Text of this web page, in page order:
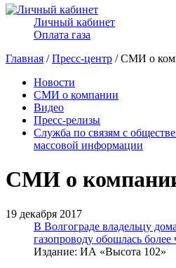
Личный кабинет
Оплата газа
Главная /Пресс-центр / СМИ о
Новости
СМИ о компании
Видео
Пресс-релизы
Служба по связям с
массовой информации
СМИ о
19 декабря 2017
В Волгограде владельцу
газопроводу обошлась
Издание: ИА «Высота 102»